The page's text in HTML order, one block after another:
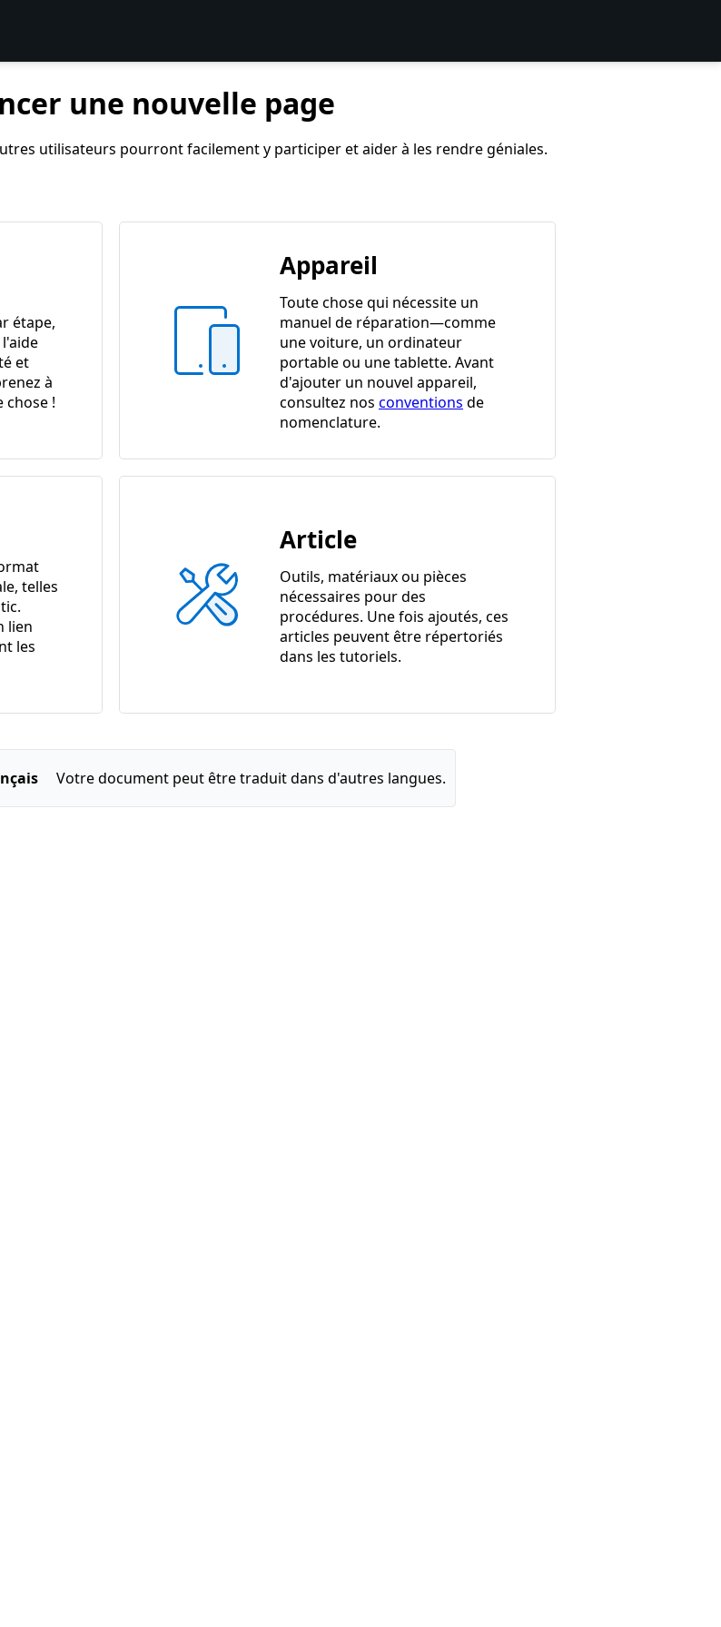
une nouvelle page
utilisateurs pourront facilement y participer et aider à les rendre géniales.
étape,
et
à
chose !
Appareil
Toute chose qui nécessite un
manuel de réparation—comme
une voiture, un ordinateur
portable ou une tablette. Avant
d'ajouter un nouvel appareil,
consultez nos conventions de
nomenclature.
telles
lien
les
Article
Outils, matériaux ou pièces
nécessaires pour des
procédures. Une fois ajoutés, ces
articles peuvent être répertoriés
dans les tutoriels.
Votre document peut être traduit dans d'autres langues.